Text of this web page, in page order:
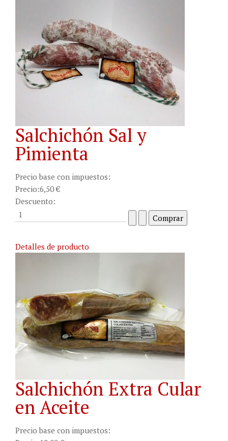
Salchichón Sal y
Pimienta
Precio base con impuestos:
Precio:6,50 €
Descuento:
Detalles de producto
Salchichón Extra Cular
en Aceite
Precio base con impuestos: